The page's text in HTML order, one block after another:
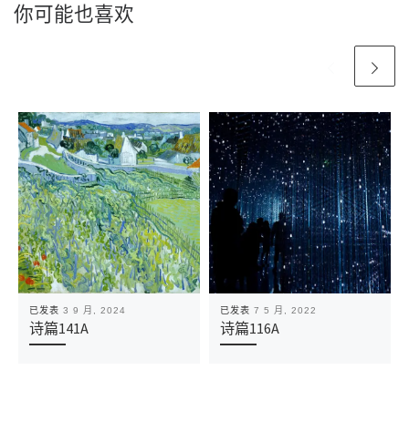
你可能也喜欢
已发表 3 9 月, 2024
诗篇141A
已发表 7 5 月, 2022
诗篇116A